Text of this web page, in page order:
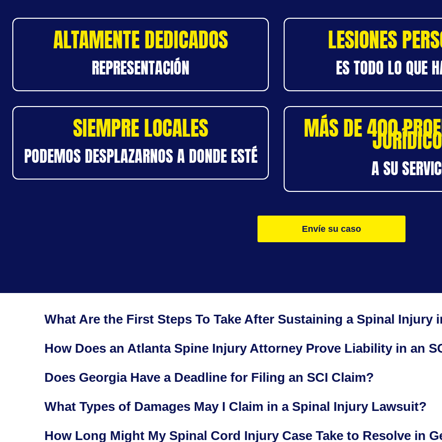
ALTAMENTE DEDICADOS
REPRESENTACIÓN
LESIONES
ES TODO LO QUE
SIEMPRE LOCALES
PODEMOS DESPLAZARNOS A DONDE ESTÉ
MÁS DE 400
A SU
Envíe su caso
What Are the First Steps To Take After Sustaining a Spinal Injury
How Does an Atlanta Spine Injury Attorney Prove Liability in an
Does Georgia Have a Deadline for Filing an SCI Claim?
What Types of Damages May I Claim in a Spinal Injury Lawsuit?
How Long Might My Spinal Cord Injury Case Take to Resolve in